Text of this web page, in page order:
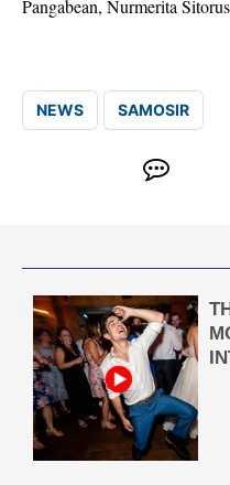
Pangabean, Nurmerita
NEWS SAMOSIR